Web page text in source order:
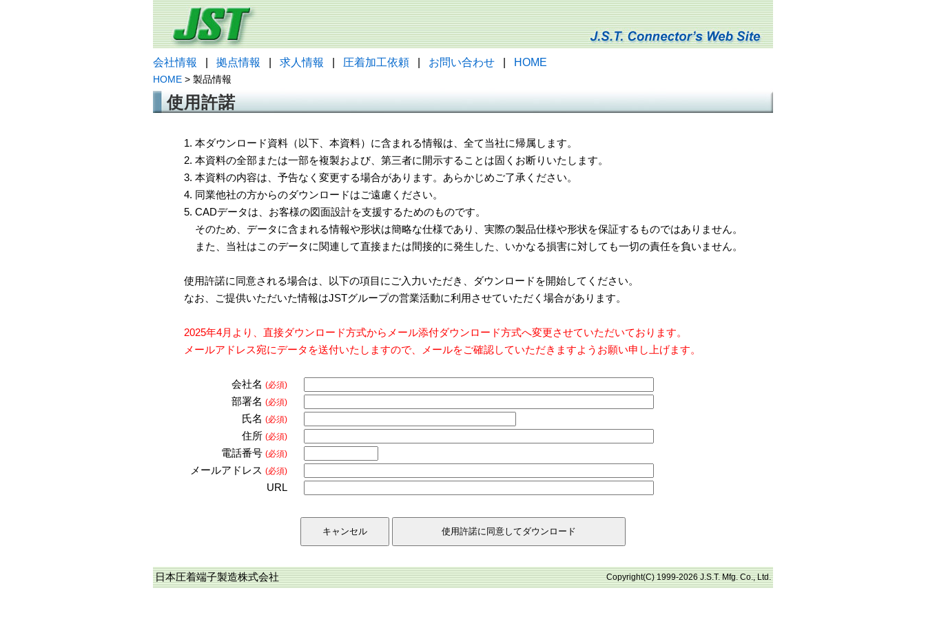
会社情報 拠点情報 求人情報 圧着加工依頼 お問い合わせ HOME
HOME > 製品情報
使用許諾
1. 本ダウンロード資料（以下、本資料）に含まれる情報は、全て当社に帰属します。
2. 本資料の全部または一部を複製および、第三者に開示することは固くお断りいたします。
3. 本資料の内容は、予告なく変更する場合があります。あらかじめご了承ください。
4. 同業他社の方からのダウンロードはご遠慮ください。
5. CADデータは、お客様の図面設計を支援するためのものです。
そのため、データに含まれる情報や形状は簡略な仕様であり、実際の製品仕様や形状を保証するものではありません。
また、当社はこのデータに関連して直接または間接的に発生した、いかなる損害に対しても一切の責任を負いません。
使用許諾に同意される場合は、以下の項目にご入力いただき、ダウンロードを開始してください。
なお、ご提供いただいた情報はJSTグループの営業活動に利用させていただく場合があります。
2025年4月より、直接ダウンロード方式からメール添付ダウンロード方式へ変更させていただいております。
メールアドレス宛にデータを送付いたしますので、メールをご確認していただきますようお願い申し上げます。
会社名 (必須)
部署名 (必須)
氏名 (必須)
住所 (必須)
電話番号 (必須)
メールアドレス (必須)
URL
日本圧着端子製造株式会社 Copyright(C) 1999-2026 J.S.T. Mfg. Co., Ltd.